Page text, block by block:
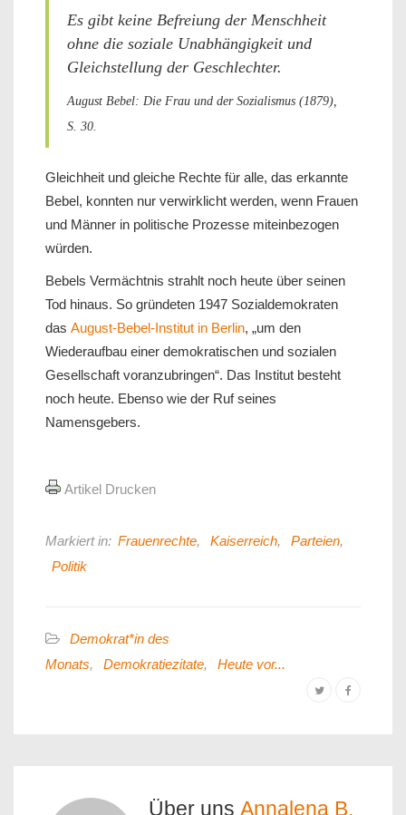
Es gibt keine Befreiung der Menschheit
ohne die soziale Unabhängigkeit und
Gleichstellung der Geschlechter.
August Bebel: Die Frau und der Sozialismus (1879),
S. 30.
Gleichheit und gleiche Rechte für alle, das erkannte
Bebel, konnten nur verwirklicht werden, wenn Frauen
und Männer in politische Prozesse miteinbezogen
würden.
Bebels Vermächtnis strahlt noch heute über seinen
Tod hinaus. So gründeten 1947 Sozialdemokraten
das August-Bebel-Institut in Berlin, „um den
Wiederaufbau einer demokratischen und sozialen
Gesellschaft voranzubringen“. Das Institut besteht
noch heute. Ebenso wie der Ruf seines
Namensgebers.
Artikel Drucken
Markiert in: Frauenrechte, Kaiserreich, Parteien,
Politik
Demokrat*in des
Monats, Demokratiezitate, Heute vor...
Über uns Annalena B.